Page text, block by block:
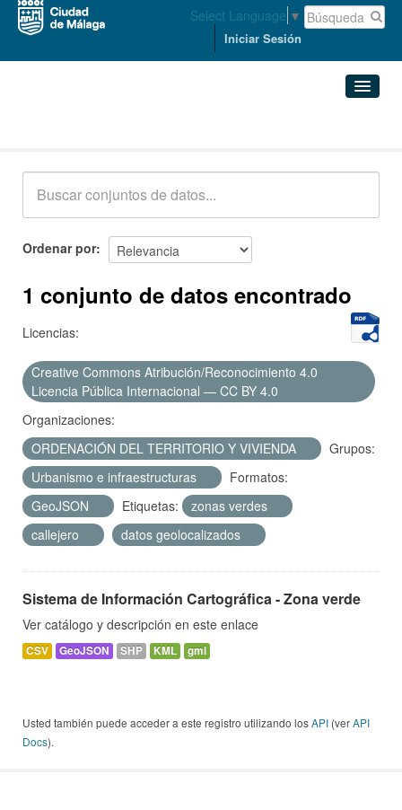
Select Language ▼
Iniciar Sesión
Acerca de
Ordenar por
1 conjunto de datos encontrado
Licencias:
Creative Commons Atribución/Reconocimiento 4.0
Licencia Pública Internacional — CC BY 4.0
Organizaciones:
ORDENACIÓN DEL TERRITORIO Y VIVIENDA
Grupos:
Urbanismo e infraestructuras
Formatos:
GeoJSON
Etiquetas:
zonas verdes
callejero
datos geolocalizados
Sistema de Información Cartográfica - Zona verde
Ver catálogo y descripción en este enlace
CSV GeoJSON SHP KML gml
Usted también puede acceder a este registro utilizando losAPI (verAPI
Docs).